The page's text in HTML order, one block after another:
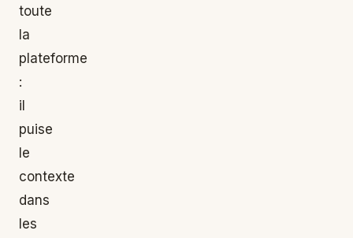
toute
la
plateforme
:
il
puise
le
contexte
dans
les